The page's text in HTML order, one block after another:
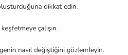
dikkat edin.
çalışın.
nasıl değiştiğini gözlemleyin.